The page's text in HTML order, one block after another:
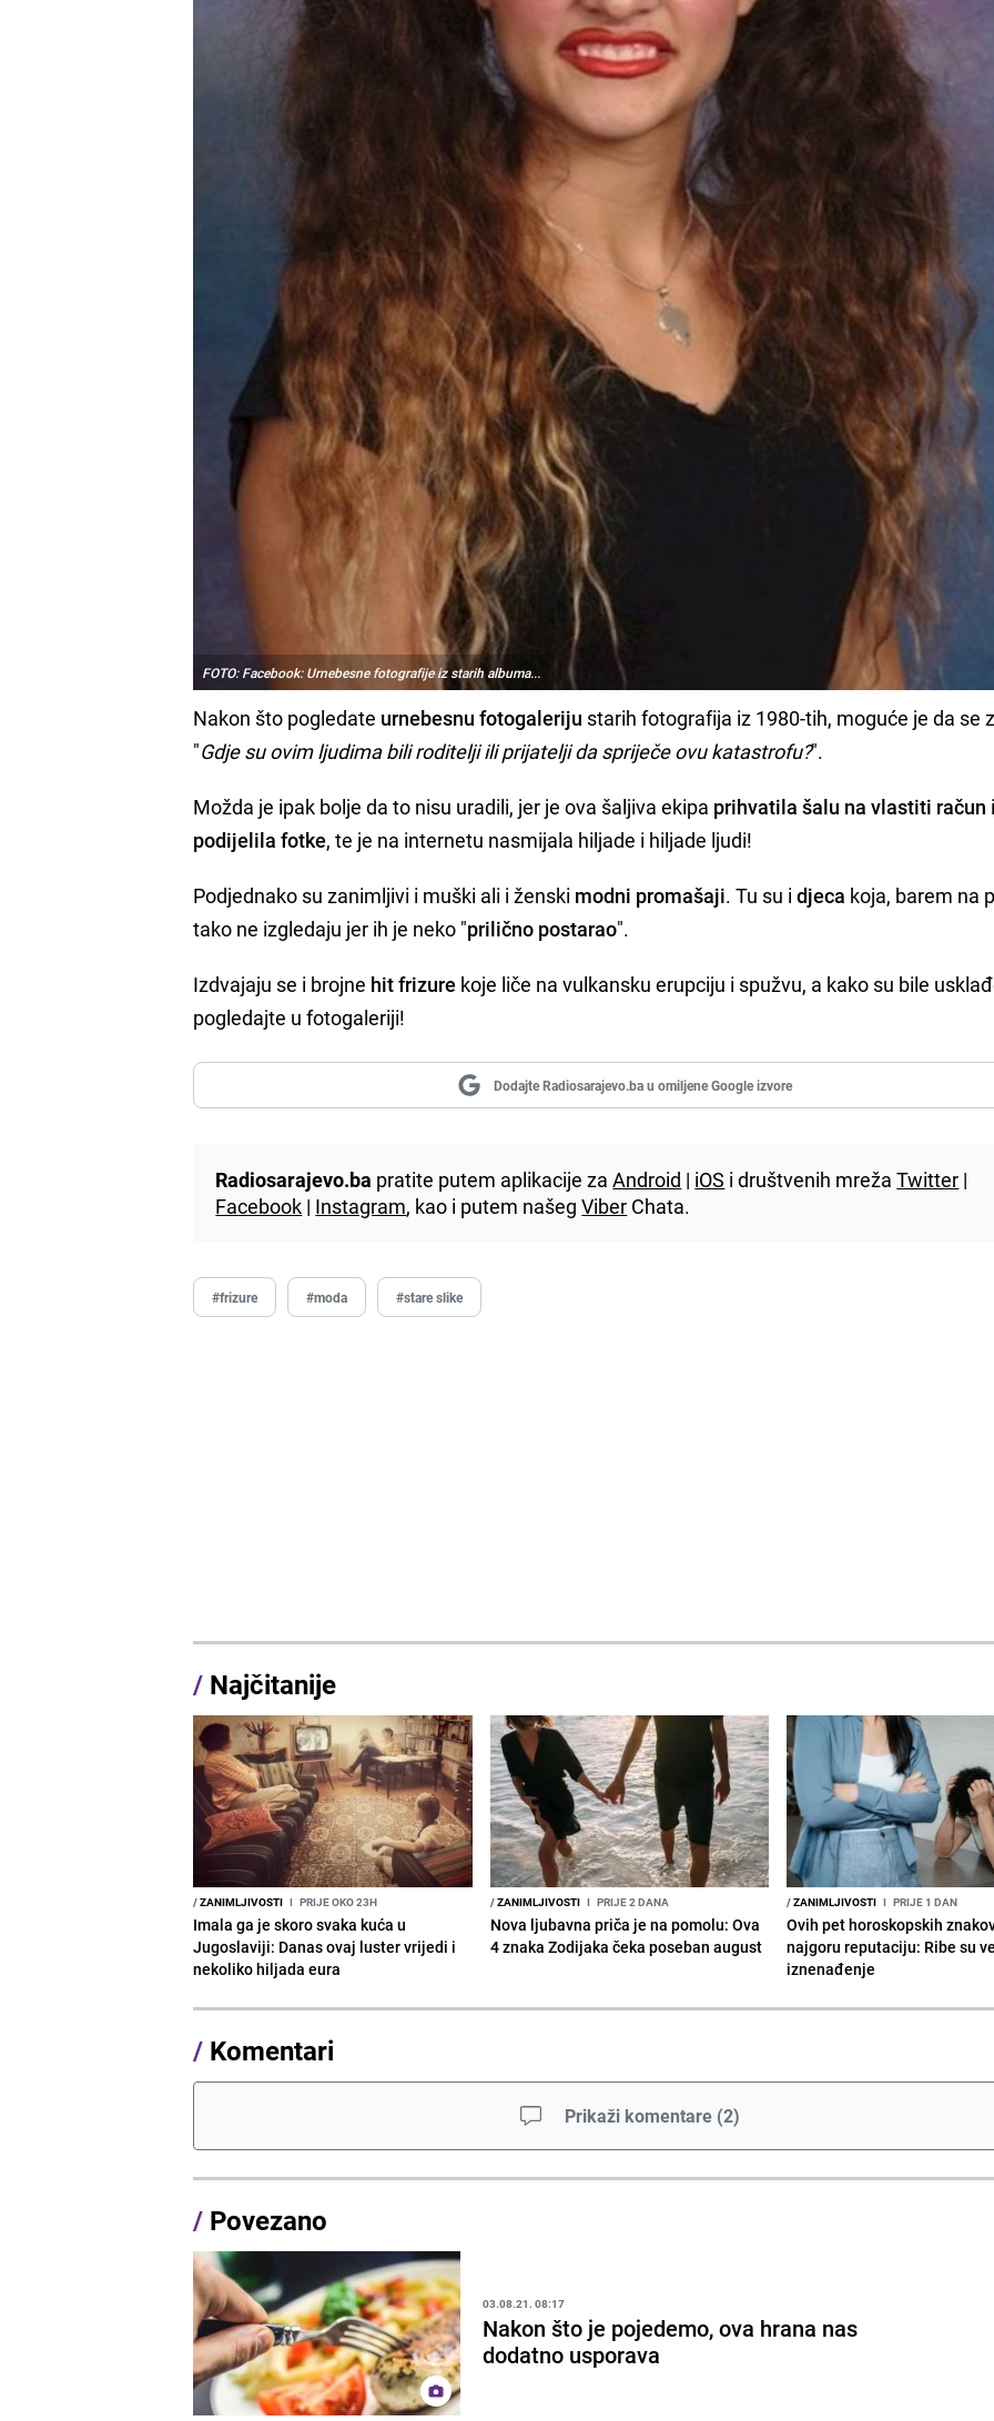
FOTO: Facebook: Urnebesne fotografije iz starih albuma...
Nakon što pogledate urnebesnu fotogaleriju starih fotografija iz 1980-tih, moguće je da se
"Gdje su ovim ljudima bili roditelji ili prijatelji da spriječe ovu katastrofu?".
Možda je ipak bolje da to nisu uradili, jer je ova šaljiva ekipa prihvatila šalu na vlastiti račun
podijelila fotke, te je na internetu nasmijala hiljade i hiljade ljudi!
Podjednako su zanimljivi i muški ali i ženski modni promašaji. Tu su idjeca koja, barem na
tako ne izgledaju jer ih je neko "prilično postarao".
Izdvajaju se i brojne hitfrizure koje liče na vulkansku erupciju i spužvu, a kako su bile
pogledajte u fotogaleriji!
Dodajte Radiosarajevo.ba u omiljene Google izvore
Radiosarajevo.ba pratite putem aplikacije zaAndroid | iOS i društvenih mrežaTwitter |
Facebook | Instagram, kao i putem našegViber Chata.
#frizure #moda #stare slike
/ Najčitanije
/ZANIMLJIVOSTI I PRIJE OKO 23H
Imala ga je skoro svaka kuća u
Jugoslaviji: Danas ovaj luster vrijedi i
nekoliko hiljada eura
/ZANIMLJIVOSTI I PRIJE 2 DANA
Nova ljubavna priča je na pomolu: Ova
4 znaka Zodijaka čeka poseban august
/ZANIMLJIVOSTI I PRIJE 1 DAN
Ovih pet horoskopskih
najgoru reputaciju: Ribe su
iznenađenje
/ Komentari
Prikaži komentare (2)
/ Povezano
03.08.21. 08:17
Nakon što je pojedemo, ova hrana nas
dodatno usporava